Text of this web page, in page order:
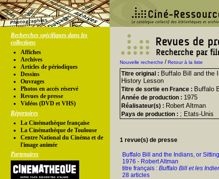
Recherches spécifiques dans les
collections
Affiches
Archives
Articles de périodiques
Dessins
Ouvrages
Photos en accés réservé
Revues de presse
Vidéos (DVD et VHS)
Répertoires
La Cinémathèque française
La Cinémathèque de Toulouse
Centre National du Cinéma et de
l'image animée
Partenaires
Nouvelle recherche /Retour à la liste
Titre original : Buffalo Bill and the
History Lesson
Titre de sortie en France : Buffalo
Année de production : 1975
Réalisateur(s) : Robert Altman
Pays de production : ; Etats-Unis
1 revue(s) de presse
Buffalo Bill and the Indians, or
1976 - Robert Altman
titre français : Buffalo Bill et les
28 articles